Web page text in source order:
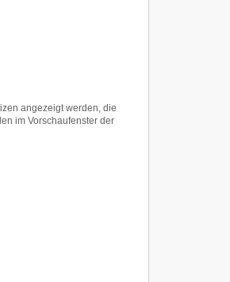
angezeigt werden, die
im Vorschaufenster der